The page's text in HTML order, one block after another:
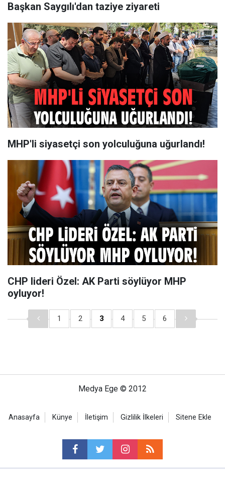
Başkan Saygılı'dan taziye ziyareti
MHP'li siyasetçi son yolculuğuna uğurlandı!
CHP lideri Özel: AK Parti söylüyor MHP
oyluyor!
1 2 3 4 5 6
Medya Ege © 2012
Anasayfa Künye İletişim Gizlilik İlkeleri Sitene Ekle